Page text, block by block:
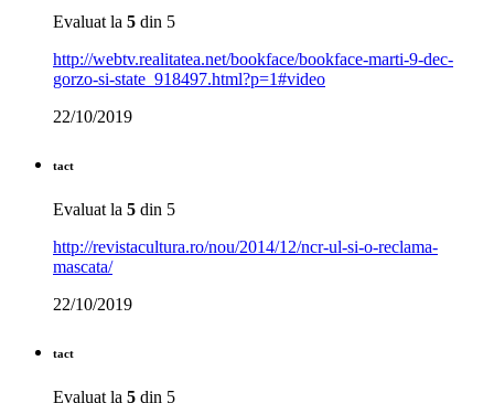
Evaluat la 5 din 5
http://webtv.realitatea.net/bookface/bookface-marti-9-dec-
gorzo-si-state_918497.html?p=1#video
22/10/2019
tact
Evaluat la 5 din 5
http://revistacultura.ro/nou/2014/12/ncr-ul-si-o-reclama-
mascata/
22/10/2019
tact
Evaluat la 5 din 5